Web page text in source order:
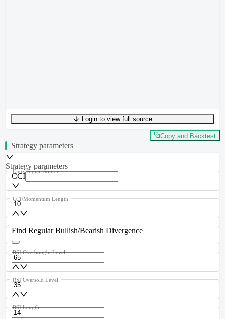
UTF-8253 bytes36 words0 linesLn 1,Col 0
Login to view full source
Copy and Backtest
Strategy parameters
Strategy parameters
CCI
Entry Signal Source
CCI/Momentum Length
Find Regular Bullish/Bearish Divergence
RSI Overbought Level
RSI Oversold Level
RSI Length